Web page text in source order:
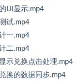
UI显示.mp4
试.mp4
一.mp4
二.mp4
示兑换点击处理.mp4
换的数据同步.mp4